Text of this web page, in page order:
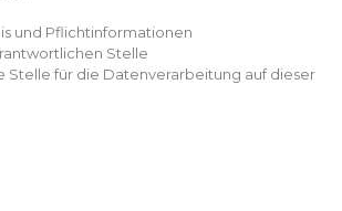
und Pflichtinformationen
Stelle
Stelle für die Datenverarbeitung auf dieser